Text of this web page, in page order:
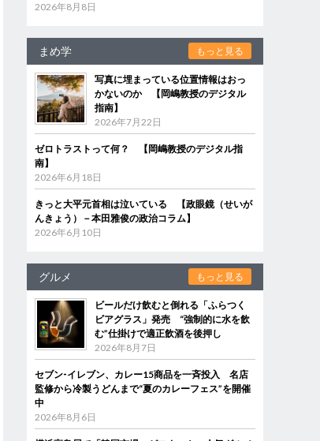
2026年8月8日
まめ学 もっと見る
写真に埋まっている位置情報はおっ
かないのか 【岡嶋教授のデジタル
指南】
2026年7月22日
ゼロトラストって何？ 【岡嶋教授のデジタル指
南】
2026年6月18日
きっと大平元首相は泣いている 【政眼鏡（せいが
んきょう）－本田雅俊の政治コラム】
2026年6月10日
グルメ もっと見る
ビールだけ飲むと倒れる「ふらつく
ビアグラス」発売 “強制的に水を飲
む”仕掛けで適正飲酒を後押し
2026年8月7日
セブン‐イレブン、カレー15商品を一斉投入 名店
監修から冷製うどんまで“夏のカレーフェス”を開催
中
2026年8月6日